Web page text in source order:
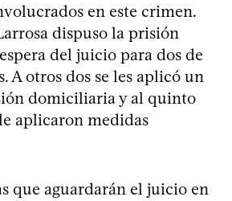
en este crimen.
dispuso la prisión
del juicio para dos de
A otros dos se les aplicó un
domiciliaria y al quinto
aplicaron medidas
que aguardarán el juicio en